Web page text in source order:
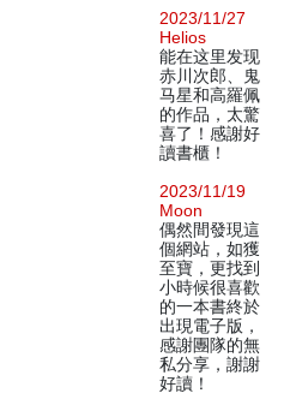
2023/11/27
Helios
能在这里发现
赤川次郎、鬼
马星和高羅佩
的作品，太驚
喜了！感謝好
讀書櫃！
2023/11/19
Moon
偶然間發現這
個網站，如獲
至寶，更找到
小時候很喜歡
的一本書終於
出現電子版，
感謝團隊的無
私分享，謝謝
好讀！